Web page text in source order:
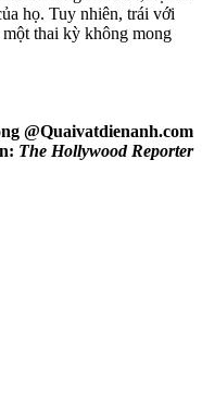
họ. Tuy nhiên, trái với
thai kỳ không mong
@Quaivatdienanh.com
The Hollywood Reporter